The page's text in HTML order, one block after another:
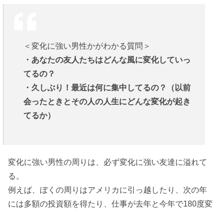
＜変化に強い男性かがわかる質問＞
・あなたの友人たちはどんな風に変化していっ
てるの？
・久しぶり！最近は何に集中してるの？（以前
会ったときとその人の人生にどんな変化が起き
てるか）
変化に強い男性の周りは、必ず変化に強い友達に溢れて
る。
例えば、ぼくの周りはアメリカに引っ越したり、次の年
には多額の投資額を得たり、仕事が去年と今年で180度変